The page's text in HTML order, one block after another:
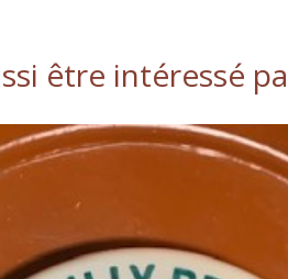
être intéressé